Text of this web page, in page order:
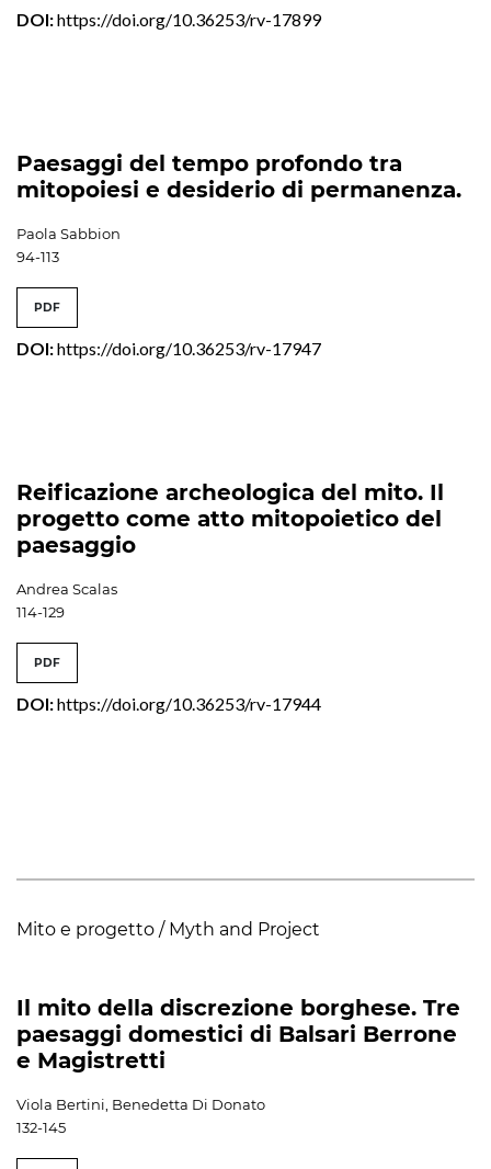
DOI:https://doi.org/10.36253/rv-17899
Paesaggi del tempo profondo tra
mitopoiesi e desiderio di permanenza.
Paola Sabbion
94-113
PDF
DOI:https://doi.org/10.36253/rv-17947
Reificazione archeologica del mito. Il
progetto come atto mitopoietico del
paesaggio
Andrea Scalas
114-129
PDF
DOI:https://doi.org/10.36253/rv-17944
Mito e progetto / Myth and Project
Il mito della discrezione borghese. Tre
paesaggi domestici di Balsari Berrone
e Magistretti
Viola Bertini, Benedetta Di Donato
132-145